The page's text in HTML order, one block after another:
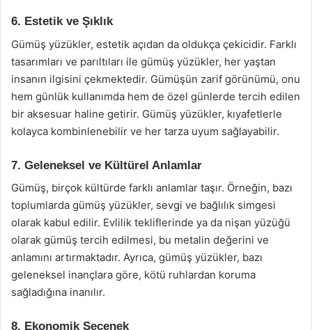
6. Estetik ve Şıklık
Gümüş yüzükler, estetik açıdan da oldukça çekicidir. Farklı
tasarımları ve parıltıları ile gümüş yüzükler, her yaştan
insanın ilgisini çekmektedir. Gümüşün zarif görünümü, onu
hem günlük kullanımda hem de özel günlerde tercih edilen
bir aksesuar haline getirir. Gümüş yüzükler, kıyafetlerle
kolayca kombinlenebilir ve her tarza uyum sağlayabilir.
7. Geleneksel ve Kültürel Anlamlar
Gümüş, birçok kültürde farklı anlamlar taşır. Örneğin, bazı
toplumlarda gümüş yüzükler, sevgi ve bağlılık simgesi
olarak kabul edilir. Evlilik tekliflerinde ya da nişan yüzüğü
olarak gümüş tercih edilmesi, bu metalin değerini ve
anlamını artırmaktadır. Ayrıca, gümüş yüzükler, bazı
geleneksel inançlara göre, kötü ruhlardan koruma
sağladığına inanılır.
8. Ekonomik Seçenek